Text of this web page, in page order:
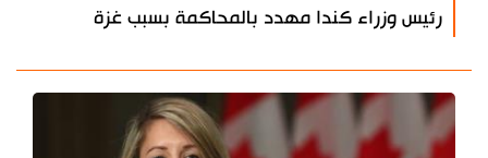
رئيس وزراء كندا مهدد بالمحاكمة بسبب غزة